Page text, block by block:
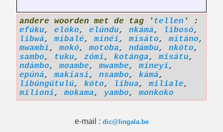
andere woorden met de tag ' tellen ' :
efúku, elóko, elúndu, nkámá, libosó,
libwá,míbalé,mínéi,mísáto,mítáno,
mwambi,mokó,motoba, ndámbu, nkóto,
sambo, tuku, zómi, kotánga,misátu,
ndámbo,moambe,mwambe,mineyi,
epúná,makiasi, nsambo, kámá,
libúngútulú, kóto, libua,miliale,
milioni,mokama, yambo,monkoko
e-mail : dic@lingala.be